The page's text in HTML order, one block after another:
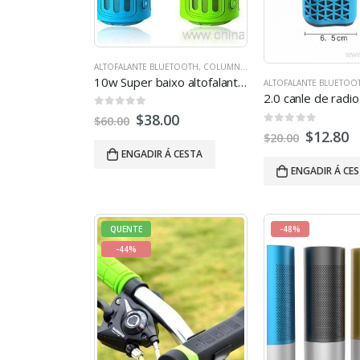
ALTOFALANTE BLUETOOTH, COLUMNAS CON VARIAS FUNCIÓNS ,
10w Super baixo altofalante Bluetooth impermeable portátil con 4400mAh powerbank
fóra de 5
$60.00 $38.00
ENGADIR Á CESTA
ALTOFALANTE
fóra de 5
$20.00 $12.80
ENGADIR Á
QUENTE
-44%
-48%